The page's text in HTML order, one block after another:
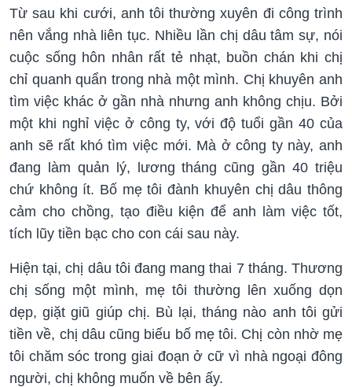
Từ sau khi cưới, anh tôi thường xuyên đi công trình
nên vắng nhà liên tục. Nhiều lần chị dâu tâm sự, nói
cuộc sống hôn nhân rất tẻ nhạt, buồn chán khi chị
chỉ quanh quẩn trong nhà một mình. Chị khuyên anh
tìm việc khác ở gần nhà nhưng anh không chịu. Bởi
một khi nghỉ việc ở công ty, với độ tuổi gần 40 của
anh sẽ rất khó tìm việc mới. Mà ở công ty này, anh
đang làm quản lý, lương tháng cũng gần 40 triệu
chứ không ít. Bố mẹ tôi đành khuyên chị dâu thông
cảm cho chồng, tạo điều kiện để anh làm việc tốt,
tích lũy tiền bạc cho con cái sau này.
Hiện tại, chị dâu tôi đang mang thai 7 tháng. Thương
chị sống một mình, mẹ tôi thường lên xuống dọn
dẹp, giặt giũ giúp chị. Bù lại, tháng nào anh tôi gửi
tiền về, chị dâu cũng biếu bố mẹ tôi. Chị còn nhờ mẹ
tôi chăm sóc trong giai đoạn ở cữ vì nhà ngoại đông
người, chị không muốn về bên ấy.